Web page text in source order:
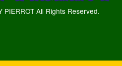
All Rights Reserved.